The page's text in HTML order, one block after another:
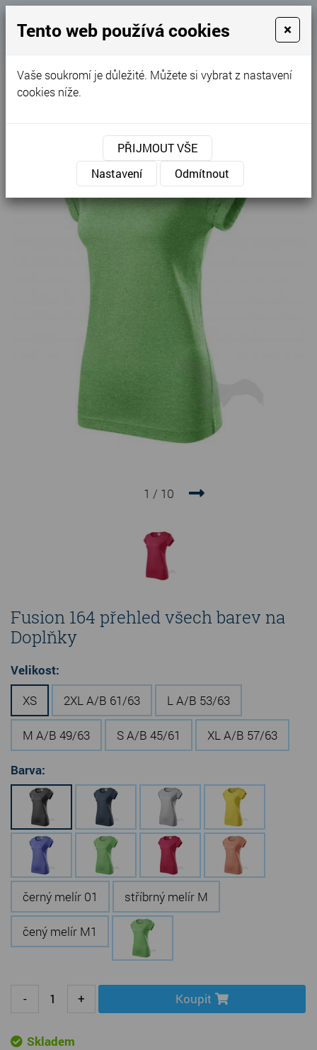
MENU
1 / 10 Next
Fusion 164 přehled všech barev na
Doplňky
Velikost:
XS
2XL A/B 61/63 L A/B 53/63
M A/B 49/63 S A/B 45/61 XL A/B 57/63
Barva:
černý melír 01 stříbrný melír M
čený melír M1
- + Koupit
Skladem
Tento web používá cookies ×
Vaše soukromí je důležité. Můžete si vybrat z nastavení
cookies níže.
PŘIJMOUT VŠE
Nastavení
Odmítnout